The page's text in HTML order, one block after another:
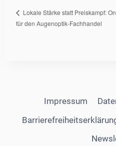
Lokale Stärke statt Preiskampf:
für den Augenoptik-Fachhandel
Impressum